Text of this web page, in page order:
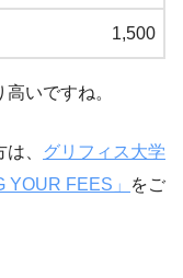
1,500
いですね。
、
グリフィス大学
FEES」
をご